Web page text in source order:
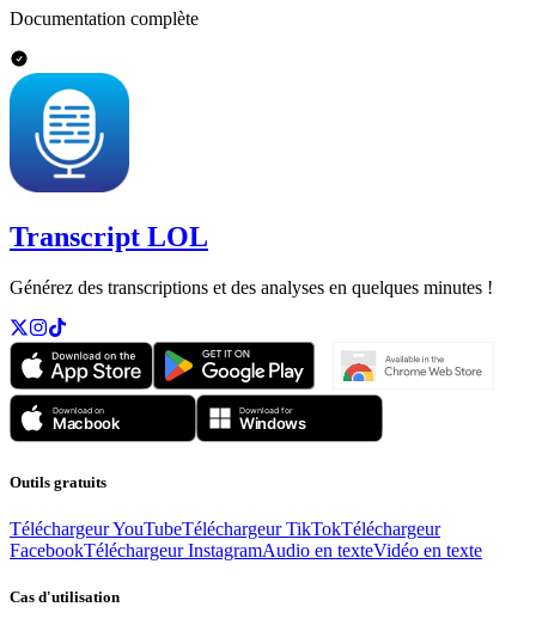
Documentation complète
Transcript LOL
Générez des transcriptions et des analyses en quelques minutes !
Outils gratuits
Téléchargeur YouTubeTéléchargeur TikTokTéléchargeur
FacebookTéléchargeur InstagramAudio en texteVidéo en texte
Cas d'utilisation